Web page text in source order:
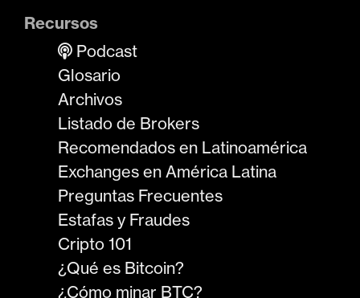
Recursos
Podcast
Glosario
Archivos
Listado de Brokers
Recomendados en Latinoamérica
Exchanges en América Latina
Preguntas Frecuentes
Estafas y Fraudes
Cripto 101
¿Qué es Bitcoin?
¿Cómo minar BTC?